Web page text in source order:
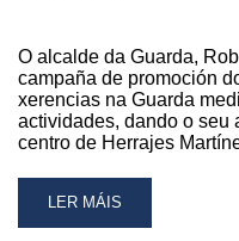
O alcalde da Guarda,
campaña de promoción
xerencias na Guarda
actividades, dando o seu
centro de Herrajes
READ
MORE
LER MÁIS